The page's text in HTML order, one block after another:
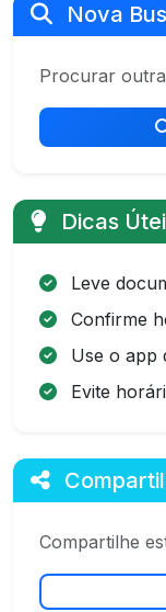
Nova
Procurar
Dicas
Leve
Confirme
Use o app
Evite
Compartilhe